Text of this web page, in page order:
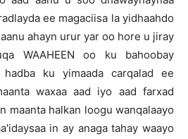
ee magaciisa la yidhaahdo
ahayn urur yar oo hore u jiray
WAAHEEN oo ku bahoobay
ku yimaada carqalad ee
waxaa aad iyo aad farxad
maanta halkan loogu wanqalaayo
in ay anaga tahay waayo